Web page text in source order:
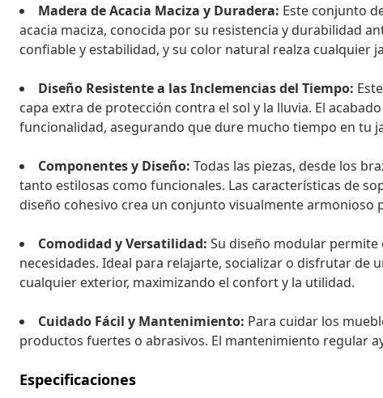
Madera de Acacia Maciza y Duradera: Este conjunto
acacia maciza, conocida por su resistencia y durabilidad
confiable y estabilidad, y su color natural realza cualquier
Diseño Resistente a las Inclemencias del Tiempo:
capa extra de protección contra el sol y la lluvia. El
funcionalidad, asegurando que dure mucho tiempo en tu
Componentes y Diseño: Todas las piezas, desde los
tanto estilosas como funcionales. Las características de
diseño cohesivo crea un conjunto visualmente armonioso
Comodidad y Versatilidad: Su diseño modular permite
necesidades. Ideal para relajarte, socializar o disfrutar de
cualquier exterior, maximizando el confort y la utilidad.
Cuidado Fácil y Mantenimiento: Para cuidar los
productos fuertes o abrasivos. El mantenimiento regular
Especificaciones